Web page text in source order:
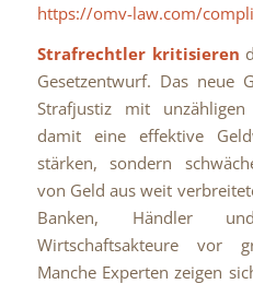
https://omv-law.com/
Strafrechtler kritisieren
Gesetzentwurf. Das neue
Strafjustiz mit
damit eine effektive
stärken, sondern
von Geld aus weit
Banken, Händler
Wirtschaftsakteure vor
Manche Experten zeigen